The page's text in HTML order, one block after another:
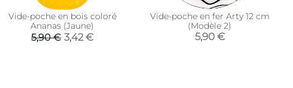
Vide-poche en bois coloré
Ananas (Jaune)
5,90 € 3,42 €
Vide-poche en fer Arty 12 cm
(Modèle 2)
5,90 €